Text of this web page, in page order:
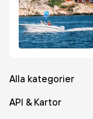
Alla kategorier
API & Kartor